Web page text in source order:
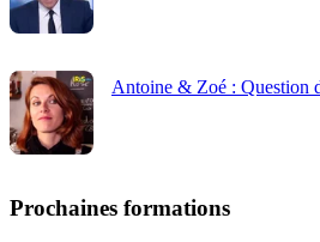
Antoine & Zoé : Question
Prochaines formations